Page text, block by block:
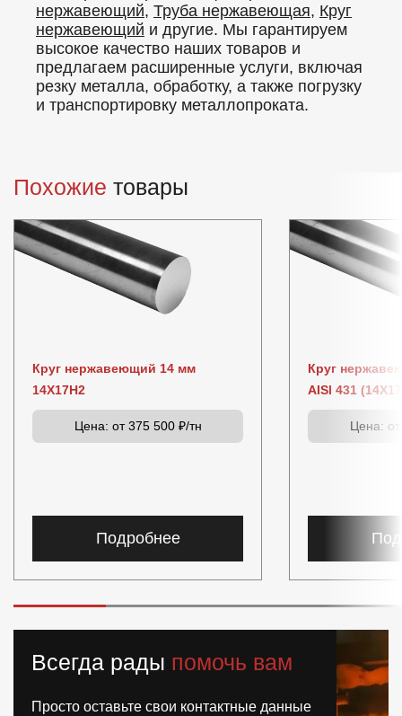
нержавеющий, Труба нержавеющая, Круг
нержавеющий и другие. Мы гарантируем
высокое качество наших товаров и
предлагаем расширенные услуги, включая
резку металла, обработку, а также погрузку
и транспортировку металлопроката.
Похожие товары
Круг нержавеющий 14 мм
14Х17Н2
Цена: от 375 500 ₽/тн
Подробнее
Круг
AISI 431
Цена:
Всегда рады помочь вам
Просто оставьте свои контактные данные